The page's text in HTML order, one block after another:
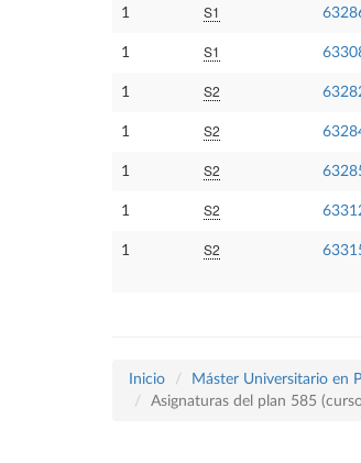
1 S1
1 S1
1 S2
1 S2
1 S2
1 S2
1 S2
Inicio
Máster Universitario en
Asignaturas del plan 585